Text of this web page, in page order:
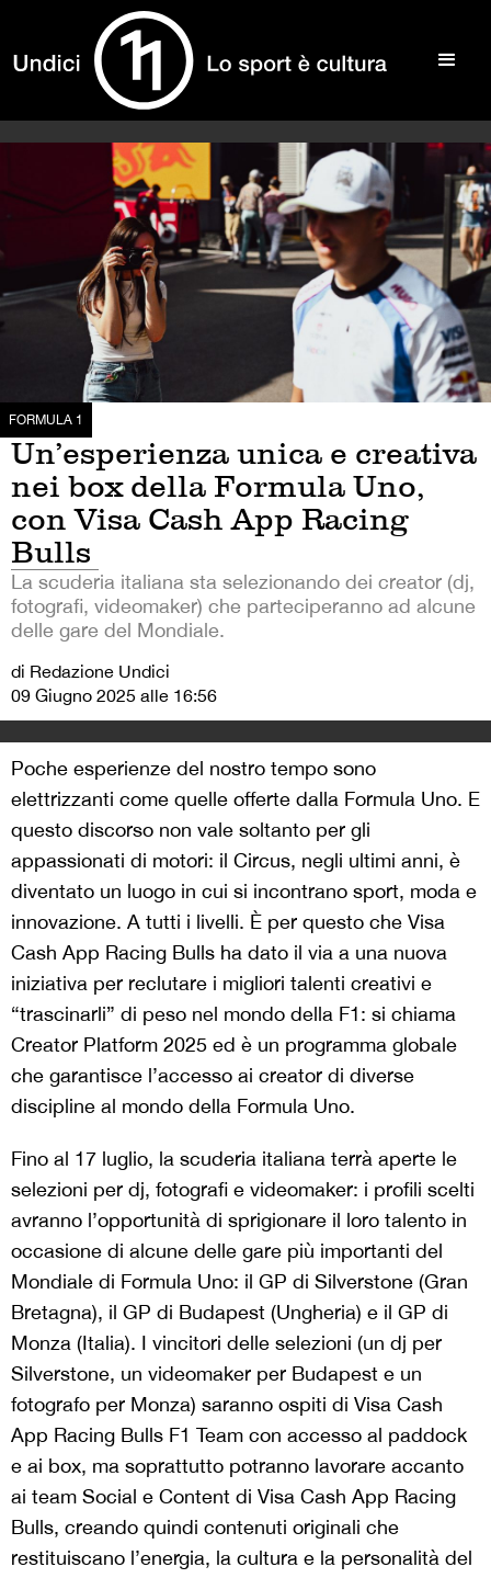
FORMULA 1
Un’esperienza unica e creativa
nei box della Formula Uno,
con Visa Cash App Racing
Bulls
La scuderia italiana sta selezionando dei creator (dj,
fotografi, videomaker) che parteciperanno ad alcune
delle gare del Mondiale.
di Redazione Undici
09 Giugno 2025 alle 16:56
Poche esperienze del nostro tempo sono
elettrizzanti come quelle offerte dalla Formula Uno. E
questo discorso non vale soltanto per gli
appassionati di motori: il Circus, negli ultimi anni, è
diventato un luogo in cui si incontrano sport, moda e
innovazione. A tutti i livelli. È per questo che Visa
Cash App Racing Bulls ha dato il via a una nuova
iniziativa per reclutare i migliori talenti creativi e
“trascinarli” di peso nel mondo della F1: si chiama
Creator Platform 2025 ed è un programma globale
che garantisce l’accesso ai creator di diverse
discipline al mondo della Formula Uno.
Fino al 17 luglio, la scuderia italiana terrà aperte le
selezioni per dj, fotografi e videomaker: i profili scelti
avranno l’opportunità di sprigionare il loro talento in
occasione di alcune delle gare più importanti del
Mondiale di Formula Uno: il GP di Silverstone (Gran
Bretagna), il GP di Budapest (Ungheria) e il GP di
Monza (Italia). I vincitori delle selezioni (un dj per
Silverstone, un videomaker per Budapest e un
fotografo per Monza) saranno ospiti di Visa Cash
App Racing Bulls F1 Team con accesso al paddock
e ai box, ma soprattutto potranno lavorare accanto
ai team Social e Content di Visa Cash App Racing
Bulls, creando quindi contenuti originali che
restituiscano l’energia, la cultura e la personalità del